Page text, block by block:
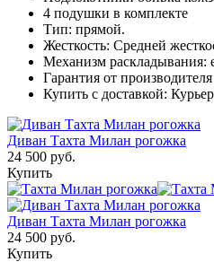
4 подушки в комплекте
Тип: прямой.
Жесткость: Средней
Механизм раскладывания:
Гарантия от
Купить с доставкой:
Диван Тахта Милан рогожка
24 500 руб.
Купить
Диван Тахта Милан рогожка
24 500 руб.
Купить